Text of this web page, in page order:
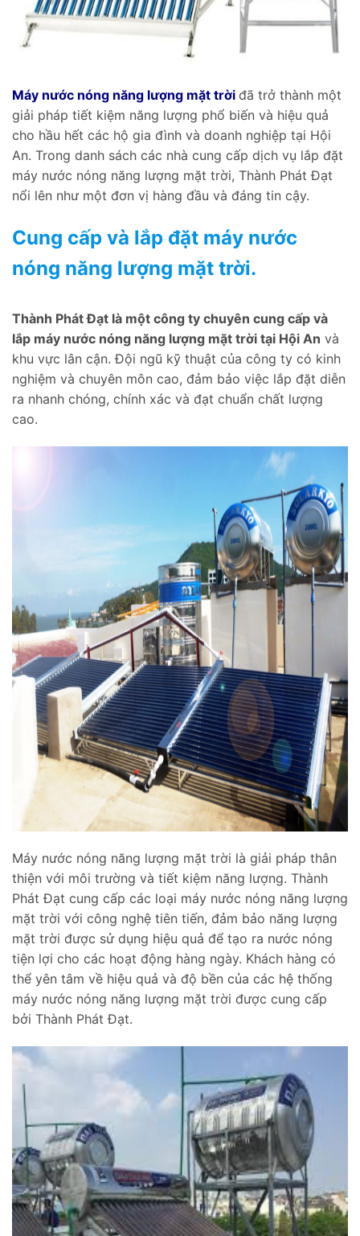
Máy nước nóng năng lượng mặt trời đã trở thành một
giải pháp tiết kiệm năng lượng phổ biến và hiệu quả
cho hầu hết các hộ gia đình và doanh nghiệp tại Hội
An. Trong danh sách các nhà cung cấp dịch vụ lắp đặt
máy nước nóng năng lượng mặt trời, Thành Phát Đạt
nổi lên như một đơn vị hàng đầu và đáng tin cậy.
Cung cấp và lắp đặt máy nước
nóng năng lượng mặt trời.
Thành Phát Đạt là một công ty chuyên cung cấp và
lắp máy nước nóng năng lượng mặt trời tại Hội An và
khu vực lân cận. Đội ngũ kỹ thuật của công ty có kinh
nghiệm và chuyên môn cao, đảm bảo việc lắp đặt diễn
ra nhanh chóng, chính xác và đạt chuẩn chất lượng
cao.
Máy nước nóng năng lượng mặt trời là giải pháp thân
thiện với môi trường và tiết kiệm năng lượng. Thành
Phát Đạt cung cấp các loại máy nước nóng năng lượng
mặt trời với công nghệ tiên tiến, đảm bảo năng lượng
mặt trời được sử dụng hiệu quả để tạo ra nước nóng
tiện lợi cho các hoạt động hàng ngày. Khách hàng có
thể yên tâm về hiệu quả và độ bền của các hệ thống
máy nước nóng năng lượng mặt trời được cung cấp
bởi Thành Phát Đạt.